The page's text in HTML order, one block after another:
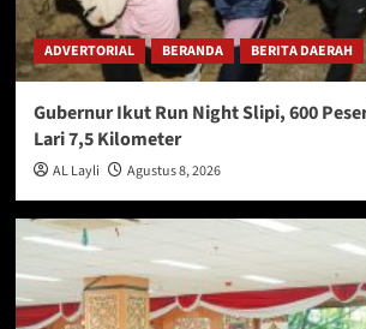
ADVERTORIAL BERANDA BERITA DAERAH
Gubernur Ikut Run Night Slipi, 600
Lari 7,5 Kilometer
AL Layli Agustus 8, 2026